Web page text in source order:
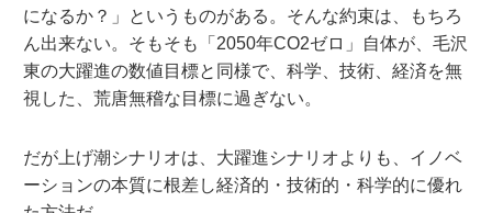
になるか？」というものがある。そんな約束は、もちろ
ん出来ない。そもそも「2050年CO2ゼロ」自体が、毛沢
東の大躍進の数値目標と同様で、科学、技術、経済を無
視した、荒唐無稽な目標に過ぎない。
だが上げ潮シナリオは、大躍進シナリオよりも、イノベ
ーションの本質に根差し経済的・技術的・科学的に優れ